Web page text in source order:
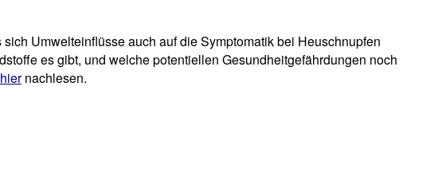
Umwelteinflüsse auch auf die Symptomatik bei Heuschnupfen
es gibt, und welche potentiellen Gesundheitgefährdungen noch
hiernachlesen.